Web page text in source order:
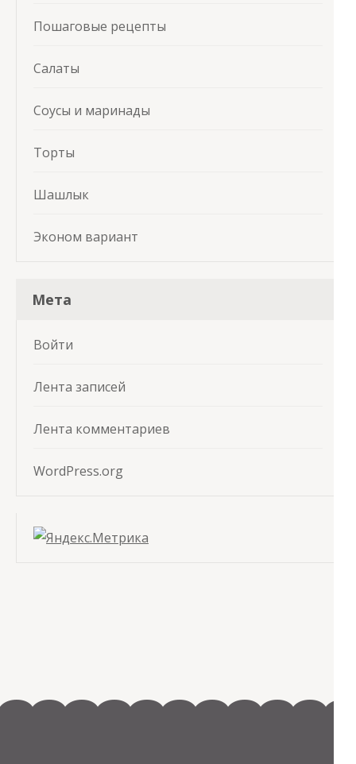
Пошаговые рецепты
Салаты
Соусы и маринады
Торты
Шашлык
Эконом вариант
Мета
Войти
Лента записей
Лента комментариев
WordPress.org